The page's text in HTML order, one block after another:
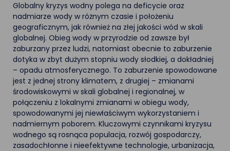
Globalny kryzys wodny polega na deficycie oraz
nadmiarze wody w różnym czasie i położeniu
geograficznym, jak również na złej jakości wód w skali
globalnej. Obieg wody w przyrodzie od zawsze był
zaburzany przez ludzi, natomiast obecnie to zaburzenie
dotyka w zbyt dużym stopniu wody słodkiej, a dokładniej
– opadu atmosferycznego. To zaburzenie spowodowane
jest z jednej strony klimatem, z drugiej – zmianami
środowiskowymi w skali globalnej i regionalnej, w
połączeniu z lokalnymi zmianami w obiegu wody,
spowodowanymi jej niewłaściwym wykorzystaniem i
nadmiernym poborem. Kluczowymi czynnikami kryzysu
wodnego są rosnąca populacja, rozwój gospodarczy,
zasadochłonne i nieefektywne technologie, urbanizacja,